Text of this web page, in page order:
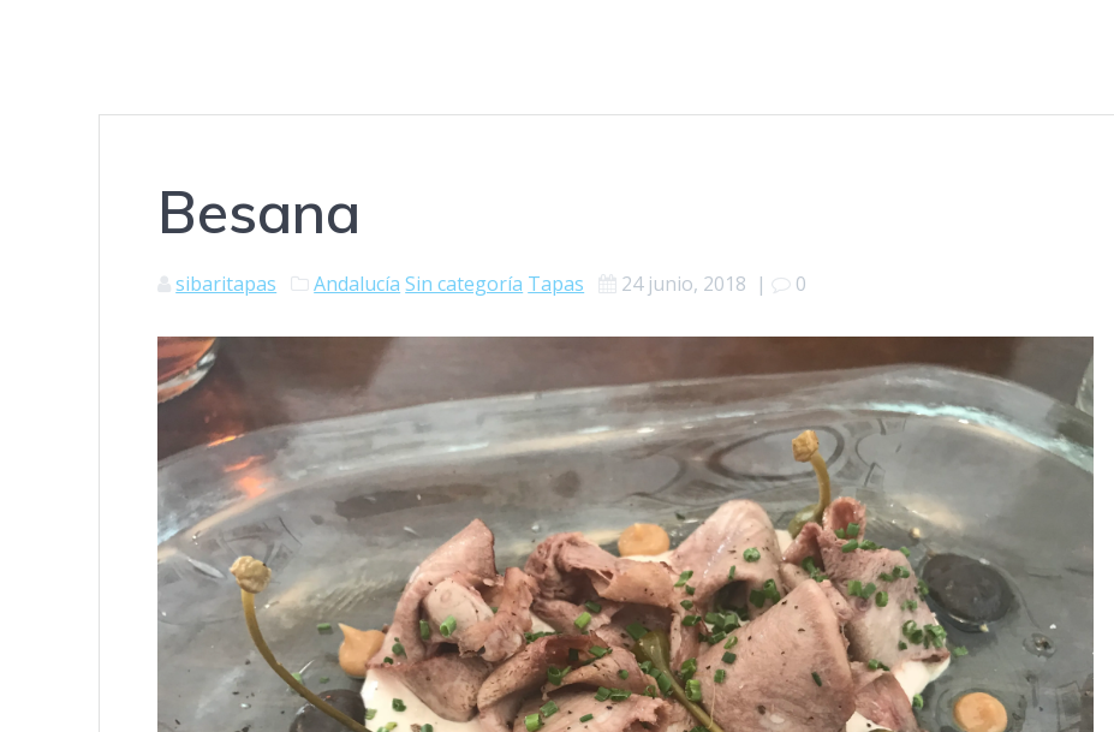
Besana
sibaritapas Andalucía Sin categoría Tapas 24 junio, 2018 | 0